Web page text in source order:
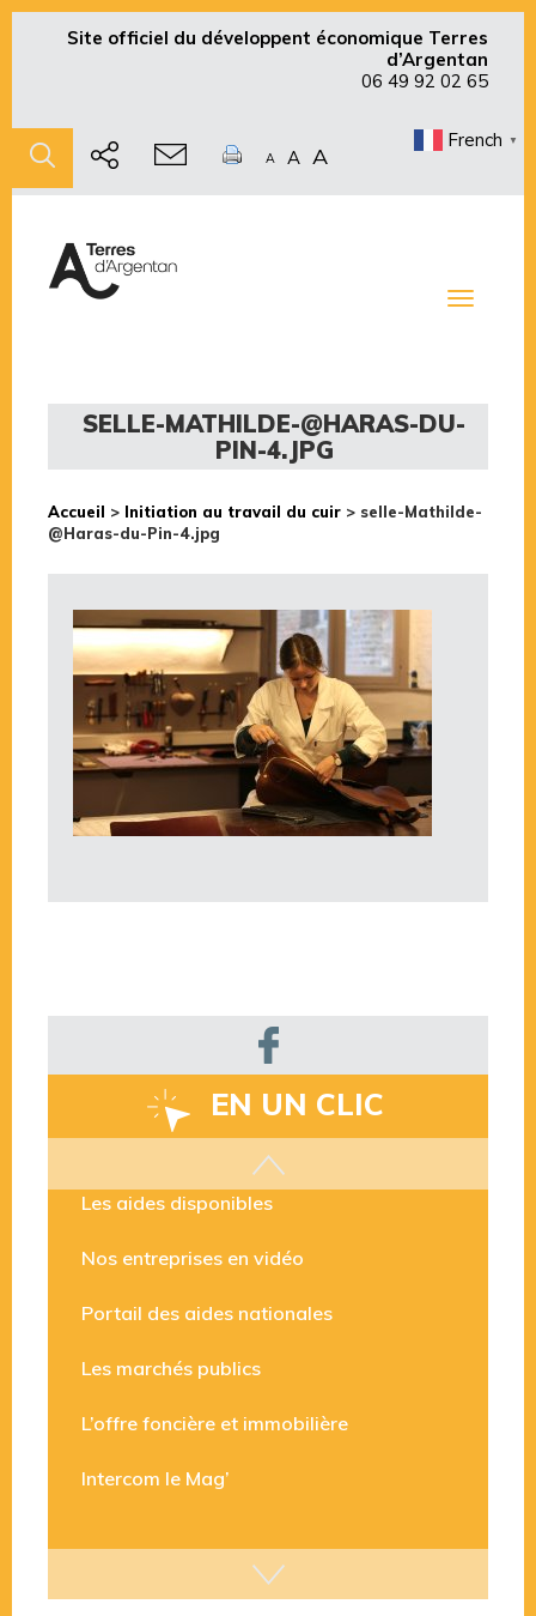
Site officiel du développent économique Terres
d’Argentan
06 49 92 02 65
A A A
French ▼
Toggle
SELLE-MATHILDE-@HARAS-DU-
PIN-4.JPG
Accueil > Initiation au travail du cuir > selle-Mathilde-
@Haras-du-Pin-4.jpg
EN UN CLIC
Les aides disponibles
Nos entreprises en vidéo
Portail des aides nationales
Les marchés publics
L’offre foncière et immobilière
Intercom le Mag’